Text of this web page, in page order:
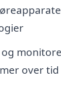
over tid